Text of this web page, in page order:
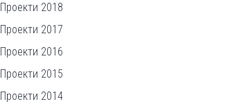
Проекти 2018
Проекти 2017
Проекти 2016
Проекти 2015
Проекти 2014